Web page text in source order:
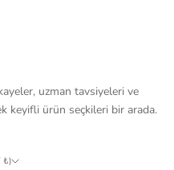
uzman tavsiyeleri ve
keyifli ürün seçkileri bir arada.
Türkiye (TRY ₺)